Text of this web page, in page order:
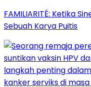
FAMILIARITÉ: Ketika
Sebuah Karya Puitis